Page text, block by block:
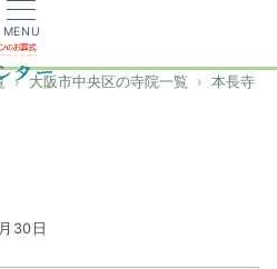
MENU
大阪市中央区の寺院一覧 本長寺
30日